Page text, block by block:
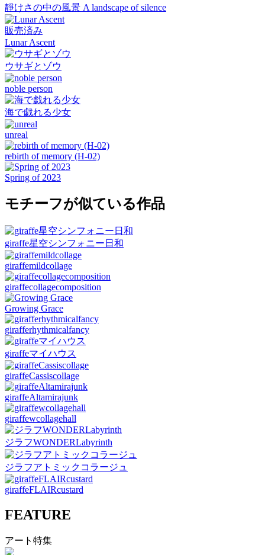
靜けさの中の風景 A landscape of silence
販売済み
Lunar Ascent
ウサギとゾウ
noble person
海で戯れる少女
unreal
rebirth of memory (H-02)
Spring of 2023
モチーフが似ている作品
giraffe星空シンフォニー日和
giraffemildcollage
giraffecollagecomposition
Growing Grace
girafferhythmicalfancy
giraffeマイハウス
giraffeCassiscollage
giraffeAltamirajunk
giraffewcollagehall
ジラフWONDERLabyrinth
ジラフアトミックコラージュ
giraffeFLAIRcustard
FEATURE
アート特集